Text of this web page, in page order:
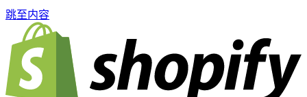
跳至内容